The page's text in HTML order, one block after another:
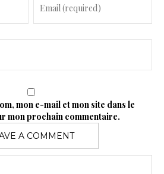
mon e-mail et mon site dans le
mon prochain commentaire.